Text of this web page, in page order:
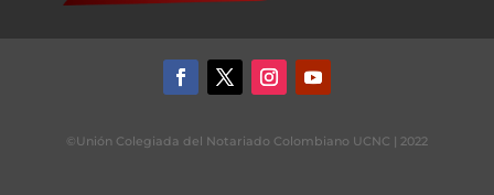
©Unión Colegiada del Notariado Colombiano UCNC | 2022